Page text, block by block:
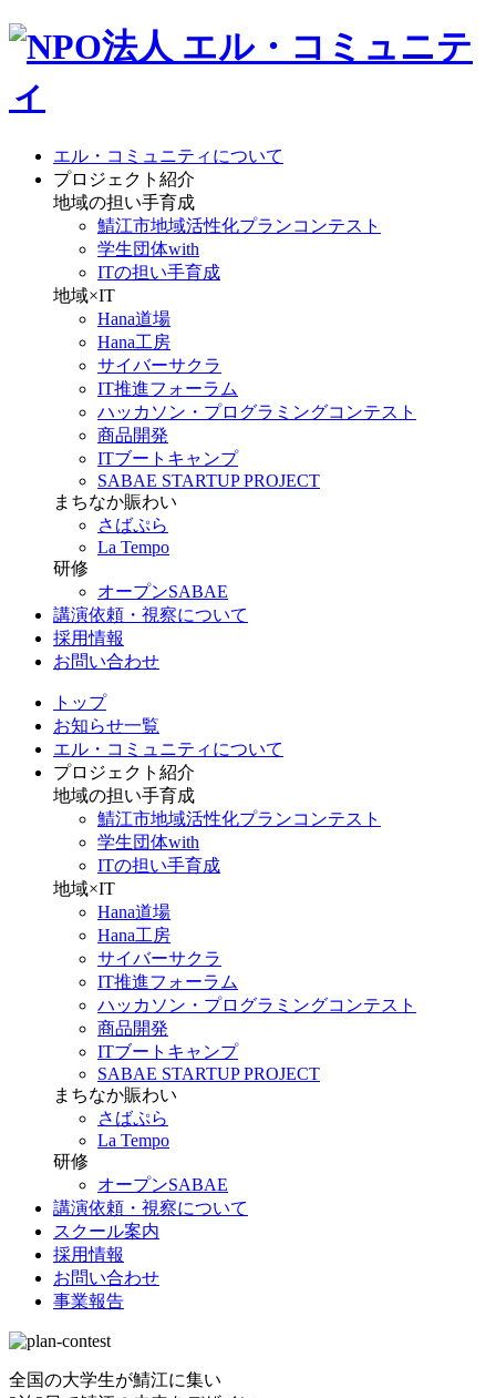
エル・コミュニティについて
プロジェクト紹介
地域の担い手育成
鯖江市地域活性化プランコンテスト
学生団体with
ITの担い手育成
地域×IT
Hana道場
Hana工房
サイバーサクラ
IT推進フォーラム
ハッカソン・プログラミングコンテスト
商品開発
ITブートキャンプ
SABAE STARTUP PROJECT
まちなか賑わい
さばぷら
La Tempo
研修
オープンSABAE
講演依頼・視察について
採用情報
お問い合わせ
トップ
お知らせ一覧
エル・コミュニティについて
プロジェクト紹介
地域の担い手育成
鯖江市地域活性化プランコンテスト
学生団体with
ITの担い手育成
地域×IT
Hana道場
Hana工房
サイバーサクラ
IT推進フォーラム
ハッカソン・プログラミングコンテスト
商品開発
ITブートキャンプ
SABAE STARTUP PROJECT
まちなか賑わい
さばぷら
La Tempo
研修
オープンSABAE
講演依頼・視察について
スクール案内
採用情報
お問い合わせ
事業報告
全国の大学生が鯖江に集い